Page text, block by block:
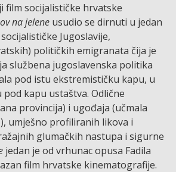
film socijalističke hrvatske
na jelene usudio se dirnuti u jedan
Jugoslavije,
političkih emigranata čija je
službena jugoslavenska politika
pod istu ekstremističku kapu, u
kapu ustaštva. Odlične
provincija) i ugođaja (učmala
umješno profiliranih likova i
glumačkih nastupa i sigurne
jedan je od vrhunac opusa Fadila
film hrvatske kinematografije.